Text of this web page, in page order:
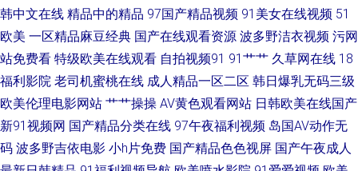
91黄色网入口 日韩A级视频网站 日韩欧美另类视频 91涩涩蜜桃 岛国成人网
麻豆传媒吴梦梦 色五月丁香综合网 最新超碰午夜网站 日本福利电影院 在线
看91 超碰www97 精东一级片aV 五月丁香成人网站 91久久一 草笔免费视频
国产系列WWW 蜜臀91视频 色色看片 91入囗 国产精品3 欧美肏屄网 午夜福
韩中文在线 精品中的精品 97国产精品视频 91美女在线视频 51
欧美 一区精品麻豆经典 国产在线观看资源 波多野洁衣视频 污网
站免费看 特级欧美在线观看 自拍视频91 91艹艹 久草网在线 18
福利影院 老司机蜜桃在线 成人精品一区二区 韩日爆乳无码三级
欧美伦理电影网站 艹艹操操 AV黄色观看网站 日韩欧美在线国产
新91视频网 国产精品分类在线 97午夜福利视频 岛国AV动作无
码 波多野吉依电影 小h片免费 国产精品色色视屏 国产午夜成人